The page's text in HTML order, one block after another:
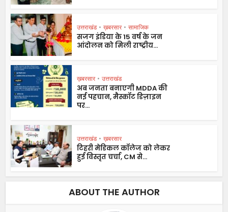
उत्तराखंड • ख़बरसार • सामाजिक
सजग इंडिया के 15 वर्ष के जन
आंदोलन को मिली राष्ट्रीय...
ख़बरसार • उत्तराखंड
अब जनता बनाएगी MDDA की
नई पहचान, मैस्कॉट डिज़ाइन
पर...
उत्तराखंड • ख़बरसार
टिहरी मेडिकल कॉलेज को लेकर
हुई विस्तृत चर्चा, CM से...
ABOUT THE AUTHOR